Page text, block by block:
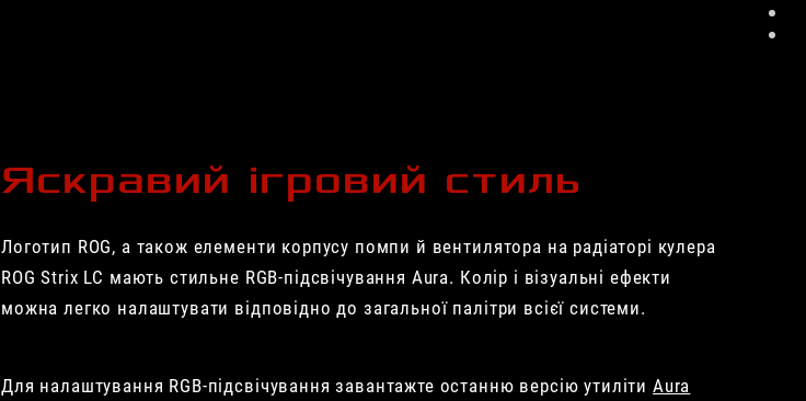
Яскравий ігровий стиль
Логотип ROG, а також елементи корпусу помпи й вентилятора на радіаторі кулера
ROG Strix LC мають стильне RGB-підсвічування Aura. Колір і візуальні ефекти
можна легко налаштувати відповідно до загальної палітри всієї системи.
Для налаштування RGB-підсвічування завантажте останню версію утиліти Aura